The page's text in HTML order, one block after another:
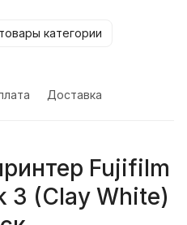
категории
Доставка
Fujifilm
3 (Clay White)